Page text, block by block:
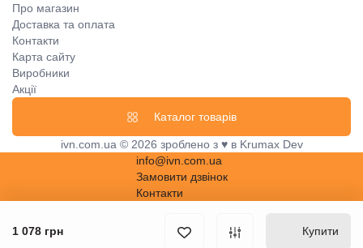
1 078 грн Купити
Про магазин
Доставка та оплата
Контакти
Карта сайту
Виробники
Акції
Каталог товарів
ivn.com.ua © 2026 зроблено з ♥ в Krumax Dev
info@ivn.com.ua
Замовити дзвінок
Контакти